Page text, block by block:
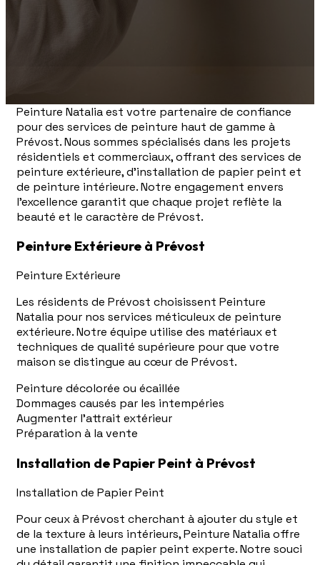
Peinture Natalia est votre partenaire de confiance
pour des services de peinture haut de gamme à
Prévost. Nous sommes spécialisés dans les projets
résidentiels et commerciaux, offrant des services de
peinture extérieure, d'installation de papier peint et
de peinture intérieure. Notre engagement envers
l'excellence garantit que chaque projet reflète la
beauté et le caractère de Prévost.
Peinture Extérieure à Prévost
Peinture Extérieure
Les résidents de Prévost choisissent Peinture
Natalia pour nos services méticuleux de peinture
extérieure. Notre équipe utilise des matériaux et
techniques de qualité supérieure pour que votre
maison se distingue au cœur de Prévost.
Peinture décolorée ou écaillée
Dommages causés par les intempéries
Augmenter l'attrait extérieur
Préparation à la vente
Installation de Papier Peint à Prévost
Installation de Papier Peint
Pour ceux à Prévost cherchant à ajouter du style et
de la texture à leurs intérieurs, Peinture Natalia offre
une installation de papier peint experte. Notre souci